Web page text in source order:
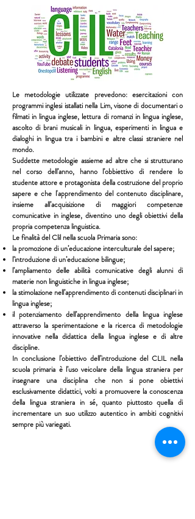
Le metodologie utilizzate prevedono: esercitazioni con
programmi inglesi istallati nella Lim, visone di documentari o
filmati in lingua inglese, lettura di romanzi in lingua inglese,
ascolto di brani musicali in lingua, esperimenti in lingua e
dialoghi in lingua tra i bambini e altre classi straniere nel
mondo.
Suddette metodologie assieme ad altre che si strutturano
nel corso dell’anno, hanno l’obbiettivo di rendere lo
studente attore e protagonista della costruzione del proprio
sapere e che l'apprendimento del contenuto disciplinare,
insieme all’acquisizione di maggiori competenze
comunicative in inglese, diventino uno degli obiettivi della
propria competenza linguistica.
Le finalità del Clil nella scuola Primaria sono:
la promozione di un’educazione interculturale del sapere;
l’introduzione di un’educazione bilingue;
l’ampliamento delle abilità comunicative degli alunni di
materie non linguistiche in lingua inglese;
la stimolazione nell’apprendimento di contenuti disciplinari in
lingua inglese;
il potenziamento dell’apprendimento della lingua inglese
attraverso la sperimentazione e la ricerca di metodologie
innovative nella didattica della lingua inglese e di altre
discipline.
In conclusione l’obiettivo dell’introduzione del CLIL nella
scuola primaria è l’uso veicolare della lingua straniera per
insegnare una disciplina che non si pone obiettivi
esclusivamente didattici, volti a promuovere la conoscenza
della lingua straniera in sé, quanto piuttosto quella di
incrementare un suo utilizzo autentico in ambiti cognitivi
sempre più variegati.